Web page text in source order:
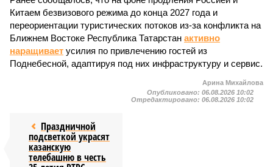
Китаем безвизового режима до конца 2027 года и
переориентации туристических потоков из-за конфликта на
Ближнем Востоке Республика Татарстан активно
наращивает усилия по привлечению гостей из
Поднебесной, адаптируя под них инфраструктуру и сервис.
Арина Михайлова
Опубликовано: 06.08.2026 10:02
Отредактировано: 06.08.2026 10:02
Праздничной
подсветкой украсят
казанскую
телебашню в честь